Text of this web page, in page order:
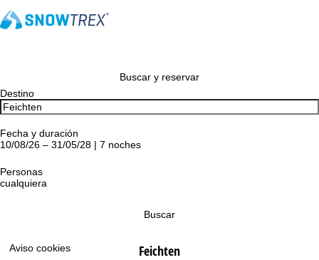
Aviso cookies
Buscar y reservar
Destino
Fecha y duración
10/08/26 – 31/05/28 | 7 noches
Personas
cualquiera
Buscar
Feichten